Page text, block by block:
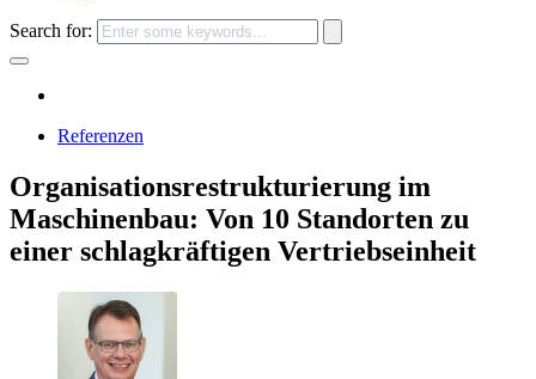
Search for:
Referenzen
Organisationsrestrukturierung im
Maschinenbau: Von 10 Standorten zu
einer schlagkräftigen Vertriebseinheit